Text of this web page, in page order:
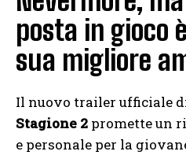
posta in gioco
sua migliore
Il nuovo trailer ufficiale
Stagione 2 promette un
e personale per la